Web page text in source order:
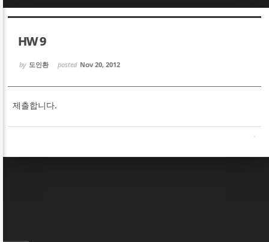
HW 9
by 도인환 posted Nov 20, 2012
제출합니다.
Sketchbook5, 스케치북5
Sketchbook5, 스케치북5
Sketchbook5, 스케치북5
Sketchbook5, 스케치북5